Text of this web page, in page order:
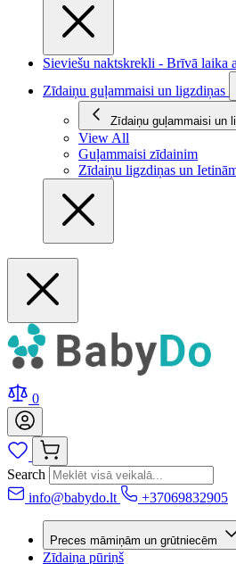
Sieviešu naktskrekli - Brīvā laika
Zīdaiņu guļammaisi un ligzdiņas
Zīdaiņu guļammaisi un
View All
Guļammaisi zīdainim
Zīdaiņu ligzdiņas un
0
Search
info@babydo.lt
+37069832905
Preces māmiņām un grūtniecēm
Zīdaiņa pūriņš